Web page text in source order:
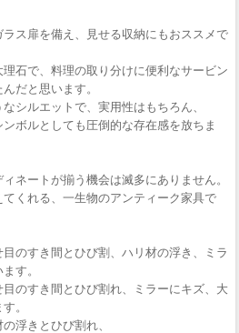
ス扉を備え、見せる収納にもおススメで
石で、料理の取り分けに便利なサービン
だと思います。
シルエットで、実用性はもちろん、
ボルとしても圧倒的な存在感を放ちま
ネートが揃う機会は滅多にありません。
くれる、一生物のアンティーク家具で
のすき間とひび割、ハリ材の浮き、ミラ
す。
のすき間とひび割れ、ミラーにキズ、大
。
浮きとひび割れ、